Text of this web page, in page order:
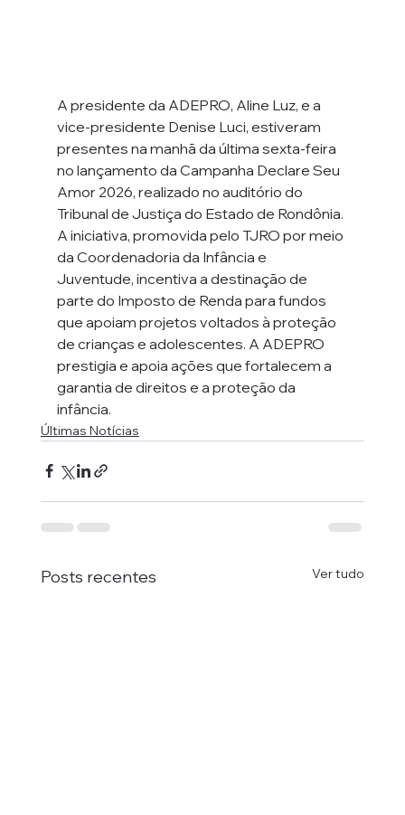
A presidente da ADEPRO, Aline Luz, e a
vice-presidente Denise Luci, estiveram
presentes na manhã da última sexta-feira
no lançamento da Campanha Declare Seu
Amor 2026, realizado no auditório do
Tribunal de Justiça do Estado de Rondônia.
A iniciativa, promovida pelo TJRO por meio
da Coordenadoria da Infância e
Juventude, incentiva a destinação de
parte do Imposto de Renda para fundos
que apoiam projetos voltados à proteção
de crianças e adolescentes. A ADEPRO
prestigia e apoia ações que fortalecem a
garantia de direitos e a proteção da
infância.
Últimas Notícias
Posts recentes Ver tudo